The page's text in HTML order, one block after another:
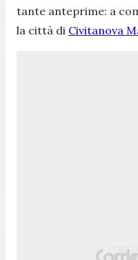
tante anteprime: a
la città di Civitanova